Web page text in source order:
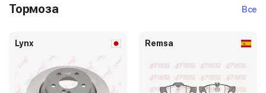
Тормоза Все
Lynx Remsa